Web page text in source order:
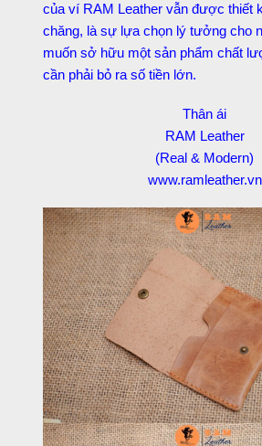
của ví RAM Leather vẫn được thiết
chăng, là sự lựa chọn lý tưởng cho
muốn sở hữu một sản phẩm chất
cần phải bỏ ra số tiền lớn.
Thân ái
RAM Leather
(Real & Modern)
www.ramleather.vn